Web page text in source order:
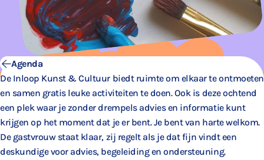
Agenda
De Inloop Kunst & Cultuur biedt ruimte om elkaar te ontmoeten
en samen gratis leuke activiteiten te doen. Ook is deze ochtend
een plek waar je zonder drempels advies en informatie kunt
krijgen op het moment dat je er bent. Je bent van harte welkom.
De gastvrouw staat klaar, zij regelt als je dat fijn vindt een
deskundige voor advies, begeleiding en ondersteuning.